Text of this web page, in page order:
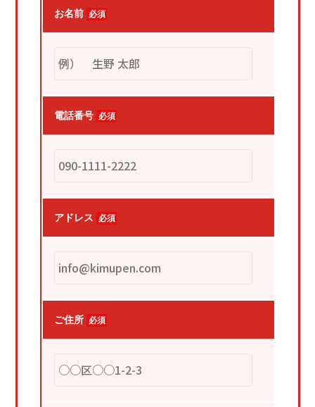
屋根工事
施工事例
06-7410-5097
お名前 必須
電話番号 必須
アドレス 必須
ご住所 必須